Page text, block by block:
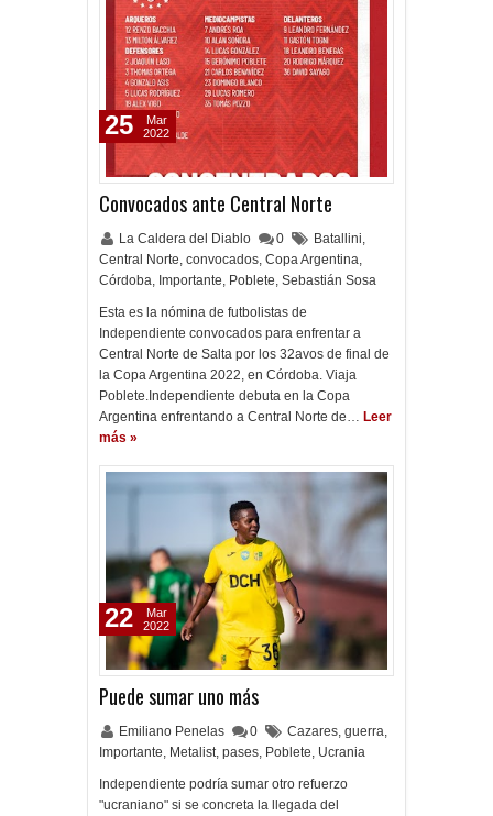
Convocados ante Central Norte
La Caldera del Diablo 0 Batallini,
Central Norte, convocados, Copa Argentina,
Córdoba, Importante, Poblete, Sebastián Sosa
Esta es la nómina de futbolistas de
Independiente convocados para enfrentar a
Central Norte de Salta por los 32avos de final de
la Copa Argentina 2022, en Córdoba. Viaja
Poblete.Independiente debuta en la Copa
Argentina enfrentando a Central Norte de… Leer
más »
25
Mar
2022
Puede sumar uno más
Emiliano Penelas 0 Cazares, guerra,
Importante, Metalist, pases, Poblete, Ucrania
Independiente podría sumar otro refuerzo
"ucraniano" si se concreta la llegada del
22
Mar
2022